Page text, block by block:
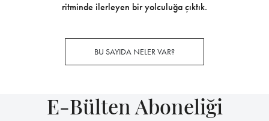
ritminde ilerleyen bir yolculuğa çıktık.
BU SAYIDA NELER VAR?
E-Bülten Aboneliği